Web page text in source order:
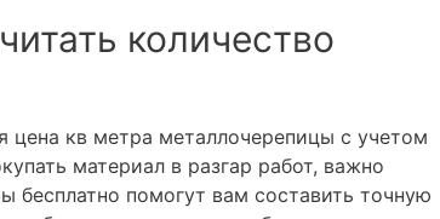
количество
цена кв метра металлочерепицы с учетом
материал в разгар работ, важно
помогут вам составить точную